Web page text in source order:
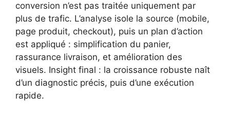
conversion n’est pas traitée uniquement par
plus de trafic. L’analyse isole la source (mobile,
page produit, checkout), puis un plan d’action
est appliqué : simplification du panier,
rassurance livraison, et amélioration des
visuels. Insight final : la croissance robuste naît
d’un diagnostic précis, puis d’une exécution
rapide.